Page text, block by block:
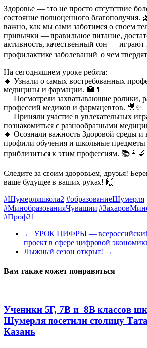
Здоровье — это не просто отсутствие
состояние полноценного благополучия.
важно, как мы сами заботимся о своем
привычки — правильное питание,
активность, качественный сон — играют
профилактике заболеваний, о чем
На сегодняшнем уроке ребята:
🔹 Узнали о самых востребованных
медицины и фармации. 🏥💊
🔹 Посмотрели захватывающие ролики,
профессий медиков и фармацевтов. 🎥✨
🔹 Приняли участие в увлекательных
познакомиться с разнообразными
🔹 Осознали важность Здоровой среды и
профили обучения и школьные предметы
приблизиться к этим профессиям. 📚👩‍🔬
Следите за своим здоровьем, друзья!
ваше будущее в ваших руках! 🙌
#Шумерляшкола2 #образованиеШумерля
#МинобразованияЧувашии
#Проф21
← УРОК ЦИФРЫ — всероссийский
проект в сфере цифровой
Лыжный сезон открыт! →
Вам также может понравиться
Ученики 5Г, 7В и 8В классов
Шумерля посетили столицу
Казань